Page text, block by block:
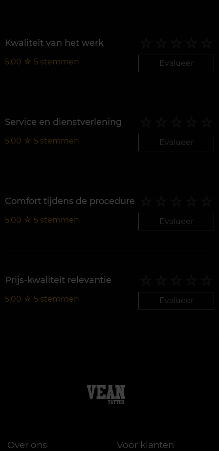
Kwaliteit van het werk
5,00 ☆ 5 stemmen Evalueer
Service en dienstverlening
5,00 ☆ 5 stemmen Evalueer
Comfort tijdens de procedure
5,00 ☆ 5 stemmen Evalueer
Prijs-kwaliteit relevantie
5,00 ☆ 5 stemmen Evalueer
Over ons Voor klanten